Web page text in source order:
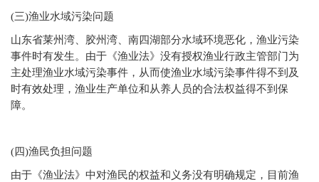
(三)渔业水域污染问题
山东省莱州湾、胶州湾、南四湖部分水域环境恶化，渔业污染
事件时有发生。由于《渔业法》没有授权渔业行政主管部门为
主处理渔业水域污染事件，从而使渔业水域污染事件得不到及
时有效处理，渔业生产单位和从养人员的合法权益得不到保
障。
(四)渔民负担问题
由于《渔业法》中对渔民的权益和义务没有明确规定，目前渔